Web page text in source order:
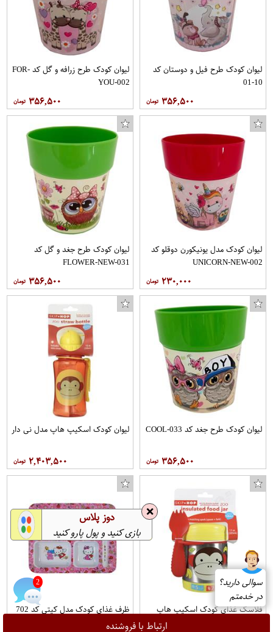
ارتباط با فروشنده
لیوان کودک طرح فیل و دوستان کد
10-01
۳۵۶,۵۰۰
لیوان کودک طرح زرافه و گل کد FOR-
YOU-002
۳۵۶,۵۰۰
لیوان کودک مدل یونیکورن دوقلو کد
UNICORN-NEW-002
۲۳۰,۰۰۰
لیوان کودک طرح جغد و گل کد
FLOWER-NEW-031
۳۵۶,۵۰۰
لیوان کودک طرح جغد کد COOL-033
۳۵۶,۵۰۰
لیوان کودک اسکیپ هاپ مدل نی دار
۲,۴۰۳,۵۰۰
فلاسک غذای کودک اسکیپ هاپ
ظرف غذای کودک مدل کیتی کد 702
❌
سوالی دارید؟
در خدمتم
3
❌ دوز پلاس
بازی کنید و پول پارو کنید